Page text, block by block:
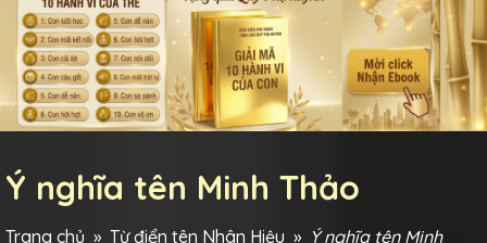
Ý nghĩa tên Minh Thảo
Trang chủ » Từ điển tên Nhân Hiệu » Ý nghĩa tên Minh